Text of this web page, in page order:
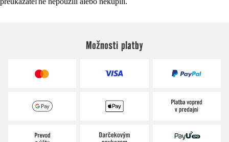
Možnosti platby